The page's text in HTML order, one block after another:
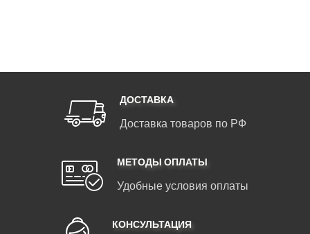
ДОСТАВКА
Доставка товаров по РФ
МЕТОДЫ ОПЛАТЫ
Удобные условия оплаты
КОНСУЛЬТАЦИЯ